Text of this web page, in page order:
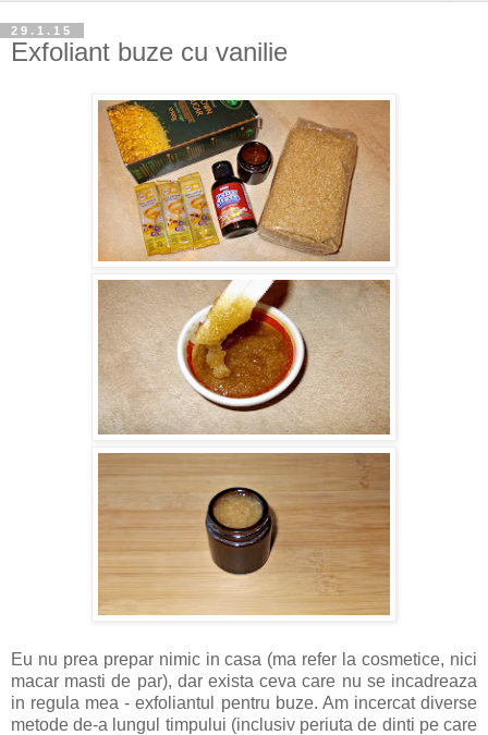
29.1.15
Exfoliant buze cu vanilie
Eu nu prea prepar nimic in casa (ma refer la cosmetice, nici
macar masti de par), dar exista ceva care nu se incadreaza
in regula mea - exfoliantul pentru buze. Am incercat diverse
metode de-a lungul timpului (inclusiv periuta de dinti pe care